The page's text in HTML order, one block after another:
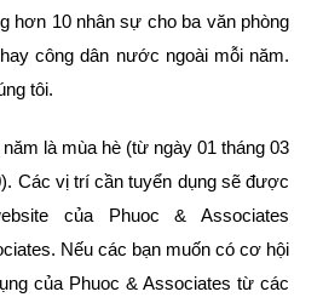
hơn 10 nhân sự cho ba văn phòng
công dân nước ngoài mỗi năm.
tôi.
là mùa hè (từ ngày 01 tháng 03
Các vị trí cần tuyển dụng sẽ được
của Phuoc & Associates
Nếu các bạn muốn có cơ hội
của Phuoc & Associates từ các